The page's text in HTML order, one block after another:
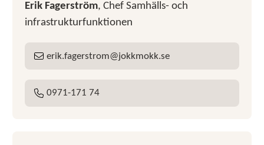
Erik Fagerström, Chef Samhälls- och
infrastrukturfunktionen
erik fagerstrom jokkmokk se
0971-171 74